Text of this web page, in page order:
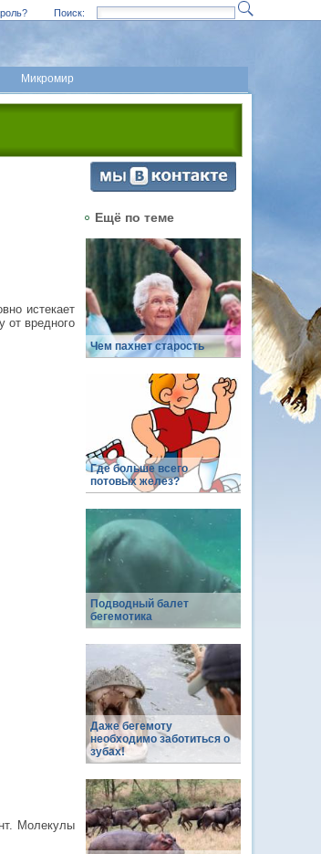
Поиск:
Микромир
истекает
от вредного
Молекулы
Ещё по теме
Чем пахнет старость
Где больше всего
потовых желез?
Подводный балет
бегемотика
Даже бегемоту
необходимо заботиться о
зубах!